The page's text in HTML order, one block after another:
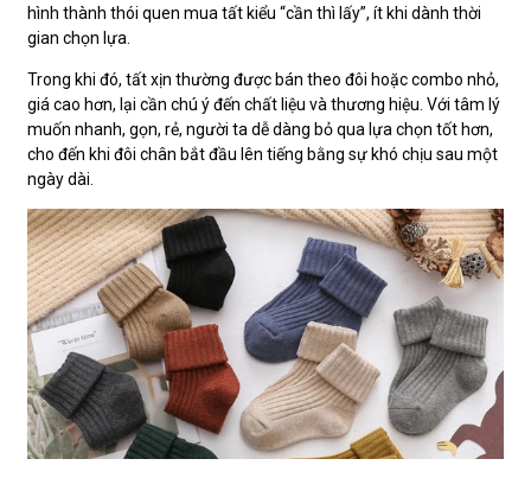
hình thành thói quen mua tất kiểu “cần thì lấy”, ít khi dành thời
gian chọn lựa.
Trong khi đó, tất xịn thường được bán theo đôi hoặc combo nhỏ,
giá cao hơn, lại cần chú ý đến chất liệu và thương hiệu. Với tâm lý
muốn nhanh, gọn, rẻ, người ta dễ dàng bỏ qua lựa chọn tốt hơn,
cho đến khi đôi chân bắt đầu lên tiếng bằng sự khó chịu sau một
ngày dài.